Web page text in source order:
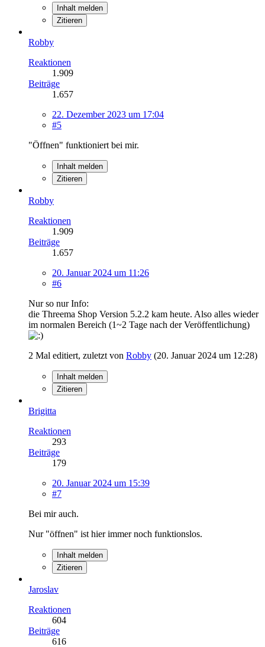
Inhalt melden
Zitieren
Robby
Reaktionen
1.909
Beiträge
1.657
22. Dezember 2023 um 17:04
#5
"Öffnen" funktioniert bei mir.
Inhalt melden
Zitieren
Robby
Reaktionen
1.909
Beiträge
1.657
20. Januar 2024 um 11:26
#6
Nur so nur Info:
die Threema Shop Version 5.2.2 kam heute. Also alles wieder
im normalen Bereich (1~2 Tage nach der Veröffentlichung)
2 Mal editiert, zuletzt von Robby (20. Januar 2024 um 12:28)
Inhalt melden
Zitieren
Brigitta
Reaktionen
293
Beiträge
179
20. Januar 2024 um 15:39
#7
Bei mir auch.
Nur "öffnen" ist hier immer noch funktionslos.
Inhalt melden
Zitieren
Jaroslav
Reaktionen
604
Beiträge
616